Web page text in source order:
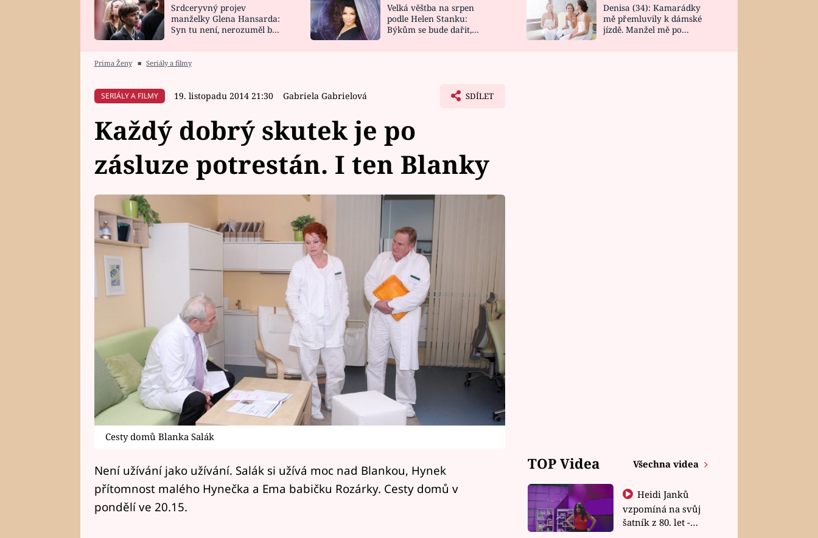
HOROSKOP NA
CELEBRITY
VAŘENÍ
NOVINKY
VIDEORECEPTY
DESIGN
Srdceryvný projev
manželky Glena Hansarda:
Syn tu není, nerozuměl by
Velká věštba na srpen
podle Helen Stanku:
Býkům se bude dařit,
Denisa (34): Kamarádky
mě přemluvily k dámské
jízdě. Manžel mě po
Prima Ženy ■ Seriály a filmy
SERIÁLY A FILMY 19. listopadu 2014 21:30 Gabriela Gabrielová SDÍLET
Každý dobrý skutek je po
zásluze potrestán. I ten Blanky
Cesty domů Blanka Salák
Není užívání jako užívání. Salák si užívá moc nad Blankou, Hynek
přítomnost malého Hynečka a Ema babičku Rozárky. Cesty domů v
pondělí ve 20.15.
TOP Videa Všechna videa
Heidi Janků
vzpomíná na svůj
šatník z 80. let -